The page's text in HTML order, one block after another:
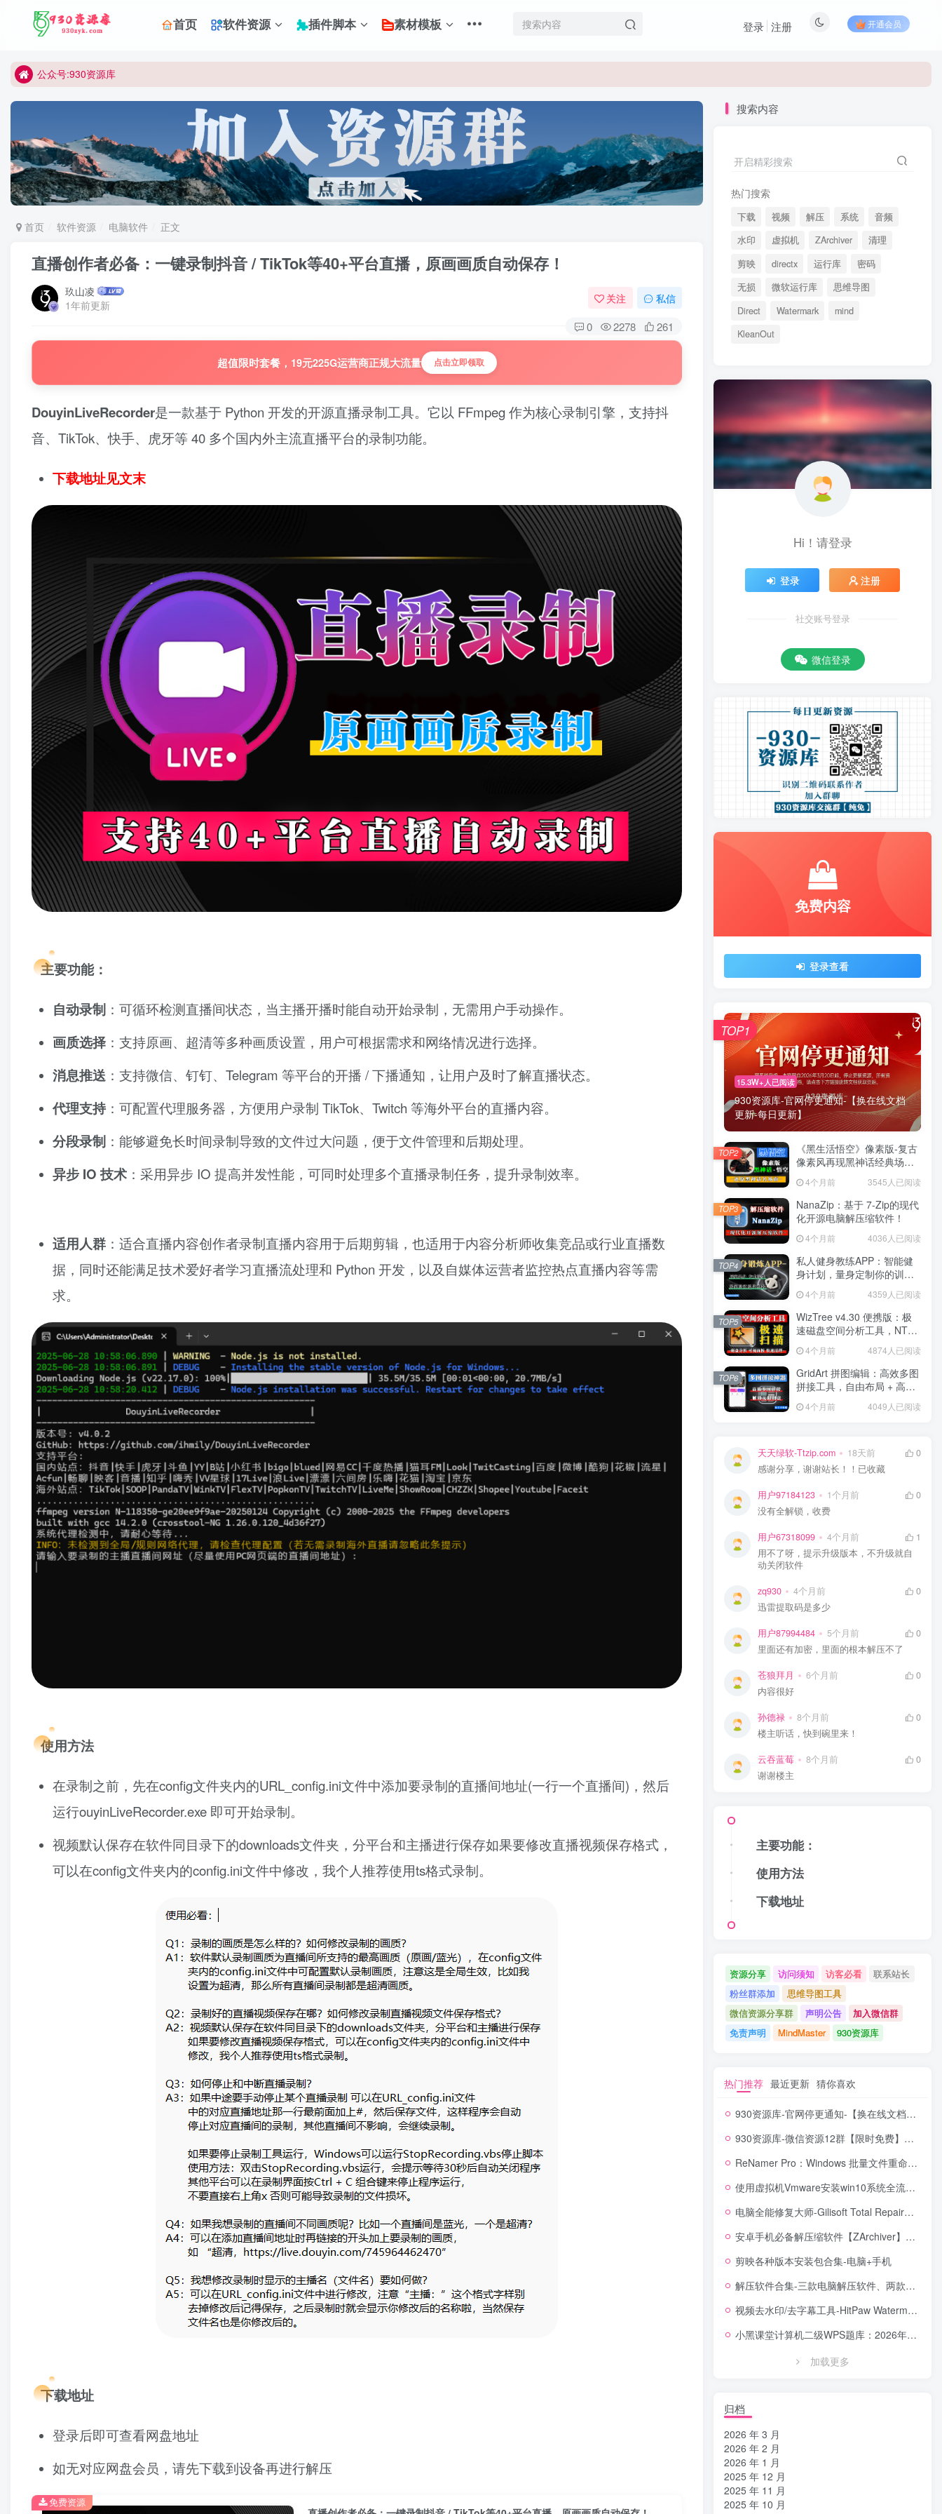
首页 软件资源 插件脚本 素材模板 开通会员
登录 注册
公众号:930资源库
首页 软件资源 电脑软件 正文
直播创作者必备：一键录制抖音 / TikTok等40+平台直播，原画画质自动保存！
玖山凌
1年前更新
关注 私信
0 2278 261
超值限时套餐，19元225G运营商正规大流量 点击立即领取
DouyinLiveRecorder是一款基于 Python 开发的开源直播录制工具。它以 FFmpeg 作为核心录制引擎，支持抖
音、TikTok、快手、虎牙等 40 多个国内外主流直播平台的录制功能。
下载地址见文末
主要功能：
自动录制 ：可循环检测直播间状态，当主播开播时能自动开始录制，无需用户手动操作。
画质选择 ：支持原画、超清等多种画质设置，用户可根据需求和网络情况进行选择。
消息推送 ：支持微信、钉钉、Telegram 等平台的开播 / 下播通知，让用户及时了解直播状态。
代理支持 ：可配置代理服务器，方便用户录制 TikTok、Twitch 等海外平台的直播内容。
分段录制 ：能够避免长时间录制导致的文件过大问题，便于文件管理和后期处理。
异步 IO 技术 ：采用异步 IO 提高并发性能，可同时处理多个直播录制任务，提升录制效率。
适用人群 ：适合直播内容创作者录制直播内容用于后期剪辑，也适用于内容分析师收集竞品或行业直播数
据，同时还能满足技术爱好者学习直播流处理和 Python 开发，以及自媒体运营者监控热点直播内容等需
求。
使用方法
在录制之前，先在config文件夹内的URL_config.ini文件中添加要录制的直播间地址(一行一个直播间)，然后
运行ouyinLiveRecorder.exe 即可开始录制。
视频默认保存在软件同目录下的downloads文件夹，分平台和主播进行保存如果要修改直播视频保存格式，
可以在config文件夹内的config.ini文件中修改，我个人推荐使用ts格式录制。
下载地址
登录后即可查看网盘地址
如无对应网盘会员，请先下载到设备再进行解压
免费资源
搜索内容
开启精彩搜索
热门搜索
下载 视频 解压 系统
音频
水印
虚拟机 ZArchiver
清理
剪映
directx 运行库
密码
无损
微软运行库
思维导图
Direct
Watermark
mind
KleanOut
Hi！请登录
登录 注册
社交账号登录
微信登录
免费内容
登录查看
15.3W+人已阅读
930资源库-官网停更通知-【换在线文档
更新-每日更新】
TOP1
《黑生活悟空》像素版-复古
像素风再现黑神话经典场景
4个月前 3545人已阅读
TOP2
NanaZip：基于 7-Zip的现代
化开源电脑解压缩软件！
4个月前 4036人已阅读
TOP3
私人健身教练APP：智能健
身计划，量身定制你的训练
方案！
4个月前 4359人已阅读
TOP4
WizTree v4.30 便携版：极
速磁盘空间分析工具，NTFS
秒扫，可视化空间管理！
4个月前 4874人已阅读
TOP5
GridArt 拼图编辑：高效多图
拼接工具，自由布局 + 高清
导出，修图 + 拼图一步到
位！4个月前 4049人已阅读
TOP6
天天绿软-Ttzip.com 18天前
0
感谢分享，谢谢站长！！已收藏
用户97184123 1个月前
0
没有全解锁，收费
用户67318099 4个月前
1
用不了呀，提示升级版本，不升级就自
动关闭软件
zq930 4个月前
0
迅雷提取码是多少
用户87994484 5个月前
0
里面还有加密，里面的根本解压不了
苍狼拜月 6个月前
0
内容很好
孙德禄 8个月前
0
楼主听话，快到碗里来！
云吞蓝莓 8个月前
0
谢谢楼主
主要功能：
使用方法
下载地址
资源分享 访问须知 访客必看
联系站长
粉丝群添加
思维导图工具
微信资源分享群
声明公告
加入微信群
免责声明
MindMaster 930资源库
热门推荐 最近更新 猜你喜欢
930资源库-官网停更通知-【换在线文档更新-每日更新】
930资源库-微信资源12群【限时免费】开放入群中！！！
ReNamer Pro：Windows 批量文件重命名神器，正则 + 脚本全能搞定！
使用虚拟机Vmware安装win10系统全流程【含系统镜像】
电脑全能修复大师-Gilisoft Total Repair【中文版】
安卓手机必备解压缩软件【ZArchiver】安卓全能解压缩工具，格式全兼容 + 无广告体验
剪映各种版本安装包合集-电脑+手机
解压软件合集-三款电脑解压软件、两款手机解压软件
视频去水印/去字幕工具-HitPaw Watermark Remover Portable便携版去水印工具
小黑课堂计算机二级WPS题库：2026年3月考试专用，14套真题直接刷！！！
加载更多
归档
2026 年 3 月
2026 年 2 月
2026 年 1 月
2025 年 12 月
2025 年 11 月
2025 年 10 月